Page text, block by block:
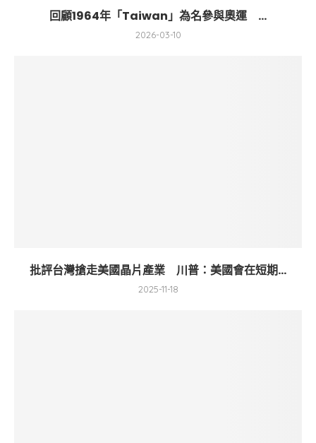
回顧1964年「Taiwan」為名參與奧運 ...
2026-03-10
批評台灣搶走美國晶片產業 川普：美國會在短期...
2025-11-18